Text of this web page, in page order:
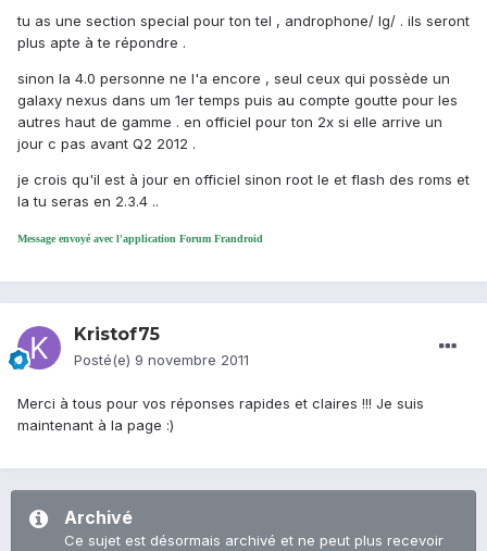
tu as une section special pour ton tel , androphone/ lg/ . ils seront
plus apte à te répondre .
sinon la 4.0 personne ne l'a encore , seul ceux qui possède un
galaxy nexus dans um 1er temps puis au compte goutte pour les
autres haut de gamme . en officiel pour ton 2x si elle arrive un
jour c pas avant Q2 2012 .
je crois qu'il est à jour en officiel sinon root le et flash des roms et
la tu seras en 2.3.4 ..
Message envoyé avec l'application Forum Frandroid
Kristof75
Posté(e) 9 novembre 2011
Merci à tous pour vos réponses rapides et claires !!! Je suis
maintenant à la page :)
Archivé
Ce sujet est désormais archivé et ne peut plus recevoir